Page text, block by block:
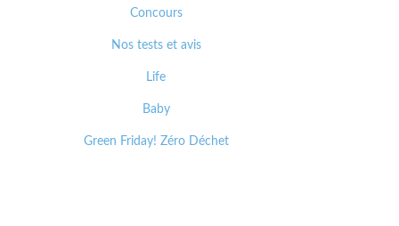
Concours
Nos tests et avis
Life
Baby
Green Friday! Zéro Déchet